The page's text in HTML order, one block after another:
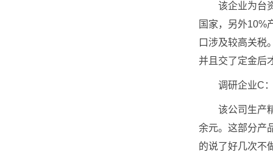
该企业为台资
国家，另外10%
口涉及较高关税
并且交了定金后
调研企业C：
该公司生产精
余元。这部分产
的说了好几次不